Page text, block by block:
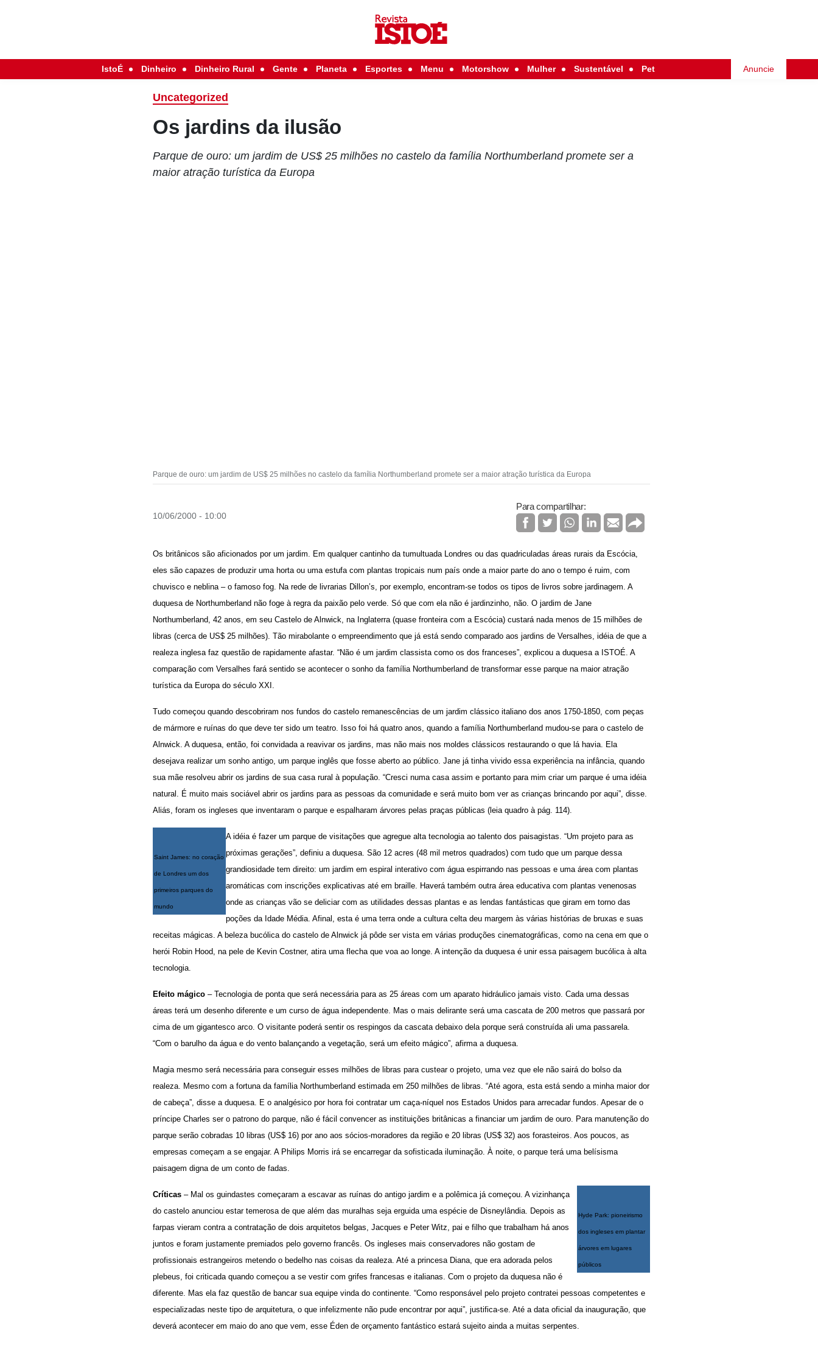
IstoÉ Dinheiro Dinheiro Rural Gente Planeta Esportes Menu Motorshow Mulher Sustentável Pet Anuncie
Uncategorized
Os jardins da ilusão
Parque de ouro: um jardim de US$ 25 milhões no castelo da família Northumberland promete ser a
maior atração turística da Europa
Parque de ouro: um jardim de US$ 25 milhões no castelo da família Northumberland promete ser a maior atração turística da Europa
10/06/2000 - 10:00
Para compartilhar:
Os britânicos são aficionados por um jardim. Em qualquer cantinho da tumultuada Londres ou das quadriculadas áreas rurais da Escócia,
eles são capazes de produzir uma horta ou uma estufa com plantas tropicais num país onde a maior parte do ano o tempo é ruim, com
chuvisco e neblina – o famoso fog. Na rede de livrarias Dillon’s, por exemplo, encontram-se todos os tipos de livros sobre jardinagem. A
duquesa de Northumberland não foge à regra da paixão pelo verde. Só que com ela não é jardinzinho, não. O jardim de Jane
Northumberland, 42 anos, em seu Castelo de Alnwick, na Inglaterra (quase fronteira com a Escócia) custará nada menos de 15 milhões de
libras (cerca de US$ 25 milhões). Tão mirabolante o empreendimento que já está sendo comparado aos jardins de Versalhes, idéia de que a
realeza inglesa faz questão de rapidamente afastar. “Não é um jardim classista como os dos franceses”, explicou a duquesa a ISTOÉ. A
comparação com Versalhes fará sentido se acontecer o sonho da família Northumberland de transformar esse parque na maior atração
turística da Europa do século XXI.
Tudo começou quando descobriram nos fundos do castelo remanescências de um jardim clássico italiano dos anos 1750-1850, com peças
de mármore e ruínas do que deve ter sido um teatro. Isso foi há quatro anos, quando a família Northumberland mudou-se para o castelo de
Alnwick. A duquesa, então, foi convidada a reavivar os jardins, mas não mais nos moldes clássicos restaurando o que lá havia. Ela
desejava realizar um sonho antigo, um parque inglês que fosse aberto ao público. Jane já tinha vivido essa experiência na infância, quando
sua mãe resolveu abrir os jardins de sua casa rural à população. “Cresci numa casa assim e portanto para mim criar um parque é uma idéia
natural. É muito mais sociável abrir os jardins para as pessoas da comunidade e será muito bom ver as crianças brincando por aqui”, disse.
Aliás, foram os ingleses que inventaram o parque e espalharam árvores pelas praças públicas (leia quadro à pág. 114).
Saint James: no coração
de Londres um dos
primeiros parques do
mundo
A idéia é fazer um parque de visitações que agregue alta tecnologia ao talento dos paisagistas. “Um projeto para as
próximas gerações”, definiu a duquesa. São 12 acres (48 mil metros quadrados) com tudo que um parque dessa
grandiosidade tem direito: um jardim em espiral interativo com água espirrando nas pessoas e uma área com plantas
aromáticas com inscrições explicativas até em braille. Haverá também outra área educativa com plantas venenosas
onde as crianças vão se deliciar com as utilidades dessas plantas e as lendas fantásticas que giram em torno das
poções da Idade Média. Afinal, esta é uma terra onde a cultura celta deu margem às várias histórias de bruxas e suas
receitas mágicas. A beleza bucólica do castelo de Alnwick já pôde ser vista em várias produções cinematográficas, como na cena em que o
herói Robin Hood, na pele de Kevin Costner, atira uma flecha que voa ao longe. A intenção da duquesa é unir essa paisagem bucólica à alta
tecnologia.
Efeito mágico – Tecnologia de ponta que será necessária para as 25 áreas com um aparato hidráulico jamais visto. Cada uma dessas
áreas terá um desenho diferente e um curso de água independente. Mas o mais delirante será uma cascata de 200 metros que passará por
cima de um gigantesco arco. O visitante poderá sentir os respingos da cascata debaixo dela porque será construída ali uma passarela.
“Com o barulho da água e do vento balançando a vegetação, será um efeito mágico”, afirma a duquesa.
Magia mesmo será necessária para conseguir esses milhões de libras para custear o projeto, uma vez que ele não sairá do bolso da
realeza. Mesmo com a fortuna da família Northumberland estimada em 250 milhões de libras. “Até agora, esta está sendo a minha maior dor
de cabeça”, disse a duquesa. E o analgésico por hora foi contratar um caça-níquel nos Estados Unidos para arrecadar fundos. Apesar de o
príncipe Charles ser o patrono do parque, não é fácil convencer as instituições britânicas a financiar um jardim de ouro. Para manutenção do
parque serão cobradas 10 libras (US$ 16) por ano aos sócios-moradores da região e 20 libras (US$ 32) aos forasteiros. Aos poucos, as
empresas começam a se engajar. A Philips Morris irá se encarregar da sofisticada iluminação. À noite, o parque terá uma belísisma
paisagem digna de um conto de fadas.
Hyde Park: pioneirismo
dos ingleses em plantar
árvores em lugares
públicos
Críticas – Mal os guindastes começaram a escavar as ruínas do antigo jardim e a polêmica já começou. A vizinhança
do castelo anunciou estar temerosa de que além das muralhas seja erguida uma espécie de Disneylândia. Depois as
farpas vieram contra a contratação de dois arquitetos belgas, Jacques e Peter Witz, pai e filho que trabalham há anos
juntos e foram justamente premiados pelo governo francês. Os ingleses mais conservadores não gostam de
profissionais estrangeiros metendo o bedelho nas coisas da realeza. Até a princesa Diana, que era adorada pelos
plebeus, foi criticada quando começou a se vestir com grifes francesas e italianas. Com o projeto da duquesa não é
diferente. Mas ela faz questão de bancar sua equipe vinda do continente. “Como responsável pelo projeto contratei pessoas competentes e
especializadas neste tipo de arquitetura, o que infelizmente não pude encontrar por aqui”, justifica-se. Até a data oficial da inauguração, que
deverá acontecer em maio do ano que vem, esse Éden de orçamento fantástico estará sujeito ainda a muitas serpentes.